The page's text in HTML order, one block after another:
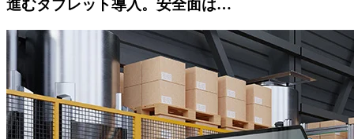
進むタブレット導入。安全面は…